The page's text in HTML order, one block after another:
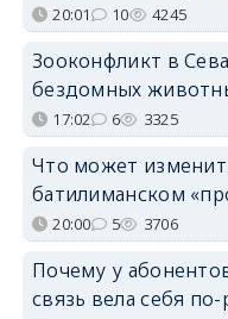
20:01 10 4245
Зооконфликт в
бездомных
17:02 6 3325
Что может
батилиманском
20:00 5 3706
Почему у
связь вела себя